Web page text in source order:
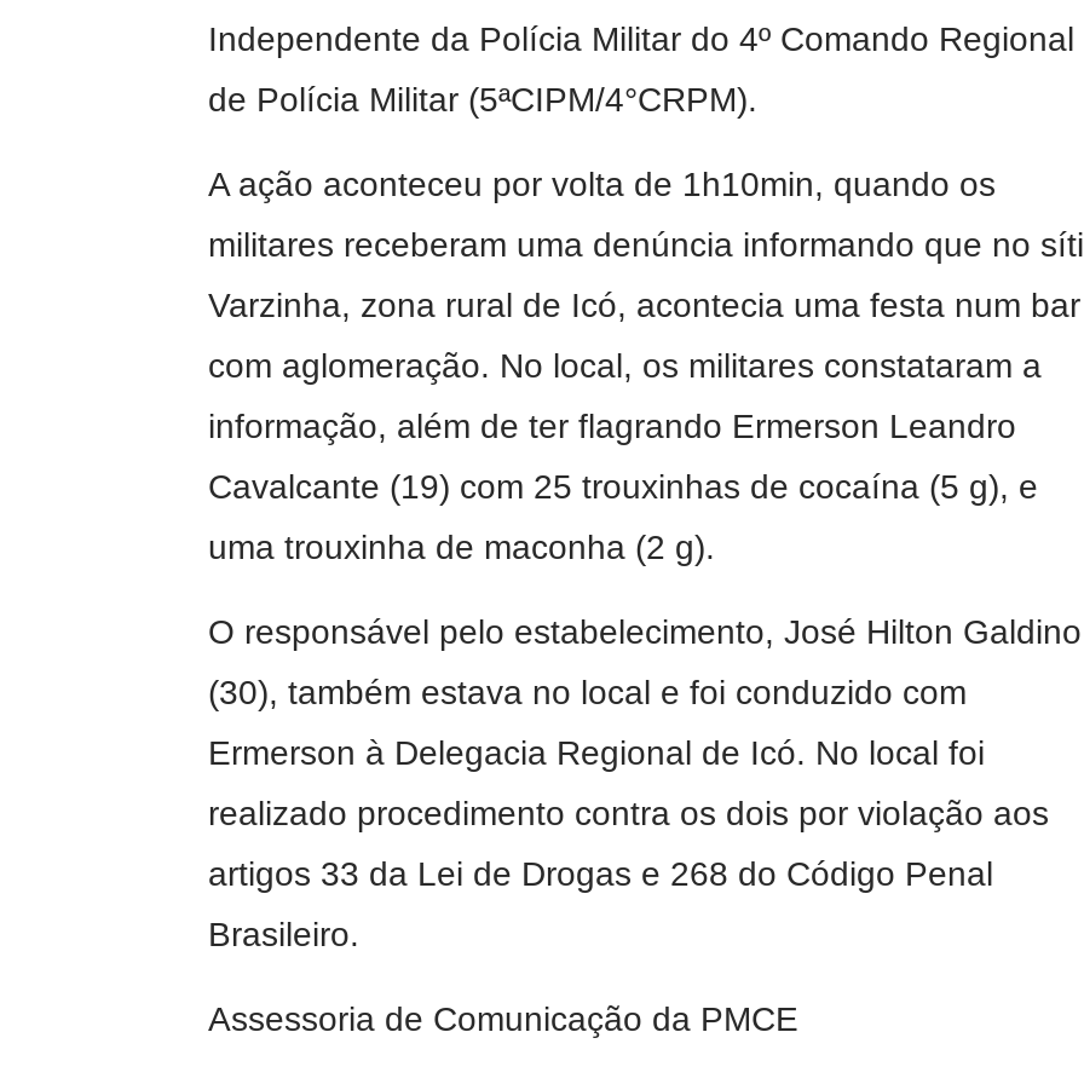
Independente da Polícia Militar do 4º Comando Regional
de Polícia Militar (5ªCIPM/4°CRPM).
A ação aconteceu por volta de 1h10min, quando os
militares receberam uma denúncia informando que no
Varzinha, zona rural de Icó, acontecia uma festa num bar
com aglomeração. No local, os militares constataram a
informação, além de ter flagrando Ermerson Leandro
Cavalcante (19) com 25 trouxinhas de cocaína (5 g), e
uma trouxinha de maconha (2 g).
O responsável pelo estabelecimento, José Hilton Galdino
(30), também estava no local e foi conduzido com
Ermerson à Delegacia Regional de Icó. No local foi
realizado procedimento contra os dois por violação aos
artigos 33 da Lei de Drogas e 268 do Código Penal
Brasileiro.
Assessoria de Comunicação da PMCE